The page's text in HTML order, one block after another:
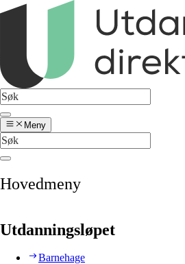
Meny
Hovedmeny
Utdanningsløpet
Barnehage